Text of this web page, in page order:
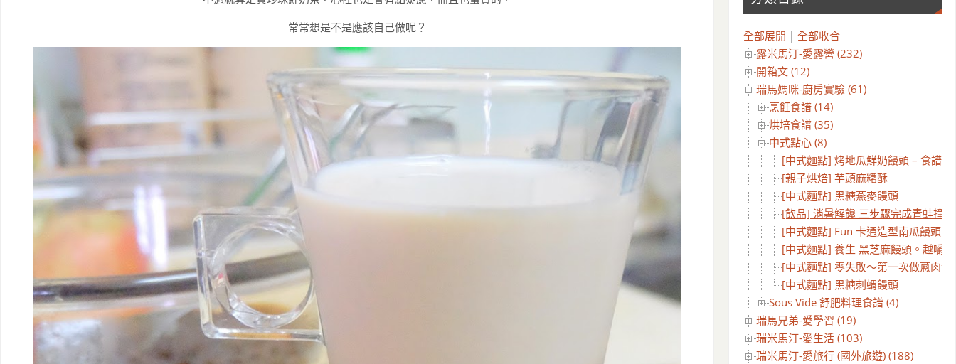
常常想是不是應該自己做呢？
全部展開 | 全部收合
露米馬汀-愛露營 (232)
開箱文 (12)
瑞馬媽咪-廚房實驗 (61)
烹飪食譜 (14)
烘培食譜 (35)
中式點心 (8)
[中式麵點] 烤地瓜鮮奶饅頭 – 食譜分
[親子烘焙] 芋頭麻糬酥
[中式麵點] 黑糖燕麥饅頭
[飲品] 消暑解饞 三步驟完成青蛙撞
[中式麵點] Fun 卡通造型南瓜饅頭
[中式麵點] 養生 黑芝麻饅頭。越嚼
[中式麵點] 零失敗～第一次做蔥肉包
[中式麵點] 黑糖刺蝟饅頭
Sous Vide 舒肥料理食譜 (4)
瑞馬兄弟-愛學習 (19)
瑞米馬汀-愛生活 (103)
瑞米馬汀-愛旅行 (國外旅遊) (188)